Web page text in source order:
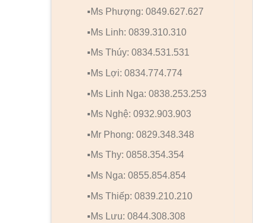
▪️Ms Phượng: 0849.627.627
▪️Ms Linh: 0839.310.310
▪️Ms Thúy: 0834.531.531
▪️Ms Lợi: 0834.774.774
▪️Ms Linh Nga: 0838.253.253
▪️Ms Nghệ: 0932.903.903
▪️Mr Phong: 0829.348.348
▪️Ms Thy: 0858.354.354
▪️Ms Nga: 0855.854.854
▪️Ms Thiếp: 0839.210.210
▪️Ms Lưu: 0844.308.308